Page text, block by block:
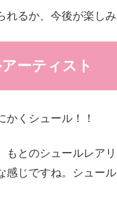
るか、今後が楽しみ
ーティスト
かくシュール！！
もとのシュールレア
感じですね。シュー